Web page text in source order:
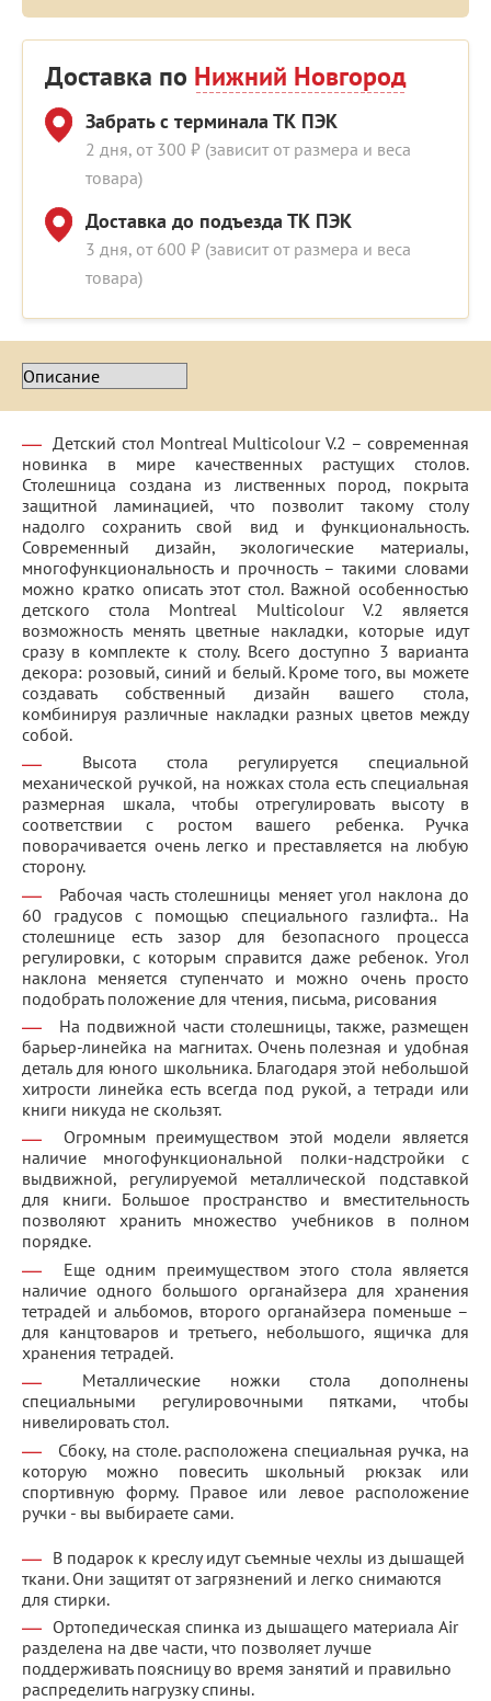
Доставка по Нижний Новгород
Забрать с терминала ТК ПЭК
2 дня, от 300 ₽ (зависит от размера и веса
товара)
Доставка до подъезда ТК ПЭК
3 дня, от 600 ₽ (зависит от размера и веса
товара)
Детский стол Montreal Multicolour V.2 – современная
новинка в мире качественных растущих столов.
Столешница создана из лиственных пород, покрыта
защитной ламинацией, что позволит такому столу
надолго сохранить свой вид и функциональность.
Современный дизайн, экологические материалы,
многофункциональность и прочность – такими словами
можно кратко описать этот стол. Важной особенностью
детского стола Montreal Multicolour V.2 является
возможность менять цветные накладки, которые идут
сразу в комплекте к столу. Всего доступно 3 варианта
декора: розовый, синий и белый. Кроме того, вы можете
создавать собственный дизайн вашего стола,
комбинируя различные накладки разных цветов между
собой.
Высота стола регулируется специальной
механической ручкой, на ножках стола есть специальная
размерная шкала, чтобы отрегулировать высоту в
соответствии с ростом вашего ребенка. Ручка
поворачивается очень легко и преставляется на любую
сторону.
Рабочая часть столешницы меняет угол наклона до
60 градусов с помощью специального газлифта.. На
столешнице есть зазор для безопасного процесса
регулировки, с которым справится даже ребенок. Угол
наклона меняется ступенчато и можно очень просто
подобрать положение для чтения, письма, рисования
На подвижной части столешницы, также, размещен
барьер-линейка на магнитах. Очень полезная и удобная
деталь для юного школьника. Благодаря этой небольшой
хитрости линейка есть всегда под рукой, а тетради или
книги никуда не скользят.
Огромным преимуществом этой модели является
наличие многофункциональной полки-надстройки с
выдвижной, регулируемой металлической подставкой
для книги. Большое пространство и вместительность
позволяют хранить множество учебников в полном
порядке.
Еще одним преимуществом этого стола является
наличие одного большого органайзера для хранения
тетрадей и альбомов, второго органайзера поменьше –
для канцтоваров и третьего, небольшого, ящичка для
хранения тетрадей.
Металлические ножки стола дополнены
специальными регулировочными пятками, чтобы
нивелировать стол.
Сбоку, на столе. расположена специальная ручка, на
которую можно повесить школьный рюкзак или
спортивную форму. Правое или левое расположение
ручки - вы выбираете сами.
В подарок к креслу идут съемные чехлы из дышащей
ткани. Они защитят от загрязнений и легко снимаются
для стирки.
Ортопедическая спинка из дышащего материала Air
разделена на две части, что позволяет лучше
поддерживать поясницу во время занятий и правильно
распределить нагрузку спины.